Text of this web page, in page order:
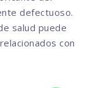
defectuoso.
salud puede
con